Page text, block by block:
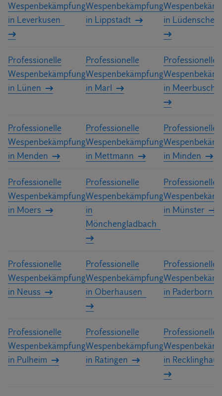
Wespenbekämpfung
in Leverkusen
Wespenbekämpfung
in Lippstadt
in Lüdenscheid
Professionelle
Wespenbekämpfung
in Lünen
Professionelle
Wespenbekämpfung
in Marl
Professionelle
in Meerbusch
Professionelle
Wespenbekämpfung
in Menden
Professionelle
Wespenbekämpfung
in Mettmann
Professionelle
in Minden
Professionelle
Wespenbekämpfung
in Moers
Professionelle
Wespenbekämpfung
in
Mönchengladbach
Professionelle
in Münster
Professionelle
Wespenbekämpfung
in Neuss
Professionelle
Wespenbekämpfung
in Oberhausen
Professionelle
in Paderborn
Professionelle
Wespenbekämpfung
in Pulheim
Professionelle
Wespenbekämpfung
in Ratingen
Professionelle
in